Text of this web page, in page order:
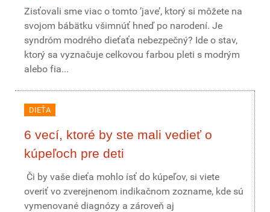
Zisťovali sme viac o tomto ’jave’, ktorý si môžete na
svojom bábätku všimnúť hneď po narodení. Je
syndróm modrého dieťaťa nebezpečný? Ide o stav,
ktorý sa vyznačuje celkovou farbou pleti s modrým
alebo fia...
DIEŤA
6 vecí, ktoré by ste mali vedieť o
kúpeľoch pre deti
Či by vaše dieťa mohlo ísť do kúpeľov, si viete
overiť vo zverejnenom indikačnom zozname, kde sú
vymenované diagnózy a zároveň aj